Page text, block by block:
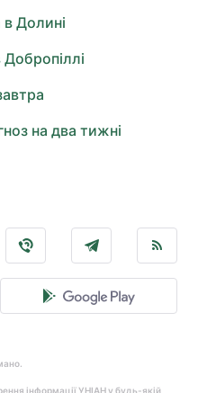
Долині
на два тижні
інформації УНІАН у будь-якій